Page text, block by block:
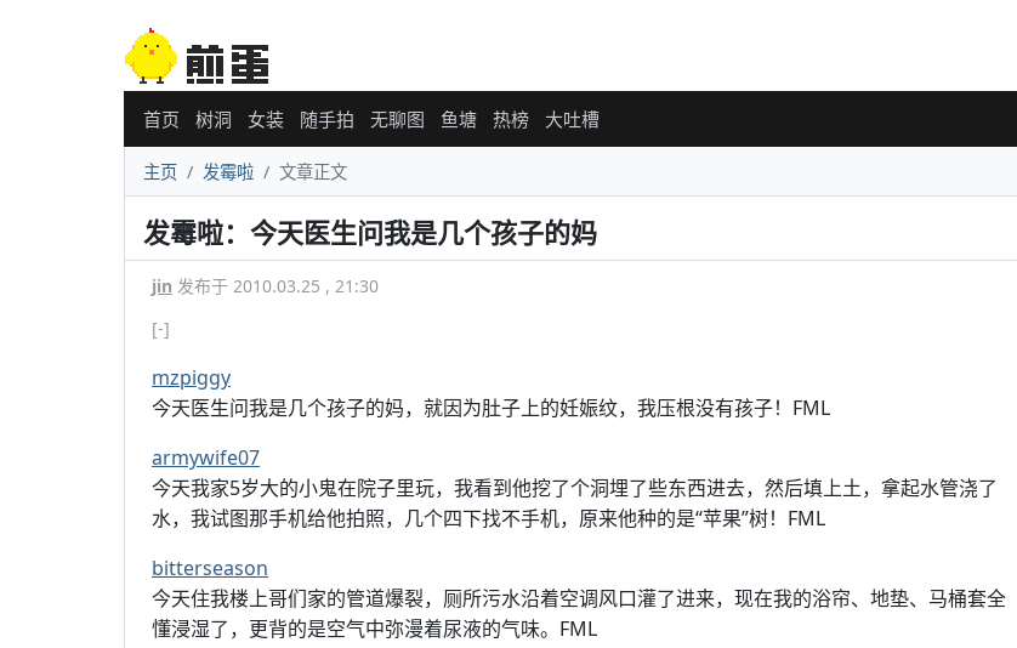
首页 树洞 女装 随手拍 无聊图 鱼塘 热榜 大吐槽
主页 发霉啦 文章正文
发霉啦：今天医生问我是几个孩子的妈
jin 发布于 2010.03.25 , 21:30
[-]
mzpiggy
今天医生问我是几个孩子的妈，就因为肚子上的妊娠纹，我压根没有孩子！FML
armywife07
今天我家5岁大的小鬼在院子里玩，我看到他挖了个洞埋了些东西进去，然后填上土，拿起水管浇了
水，我试图那手机给他拍照，几个四下找不手机，原来他种的是“苹果”树！FML
bitterseason
今天住我楼上哥们家的管道爆裂，厕所污水沿着空调风口灌了进来，现在我的浴帘、地垫、马桶套全
懂浸湿了，更背的是空气中弥漫着尿液的气味。FML